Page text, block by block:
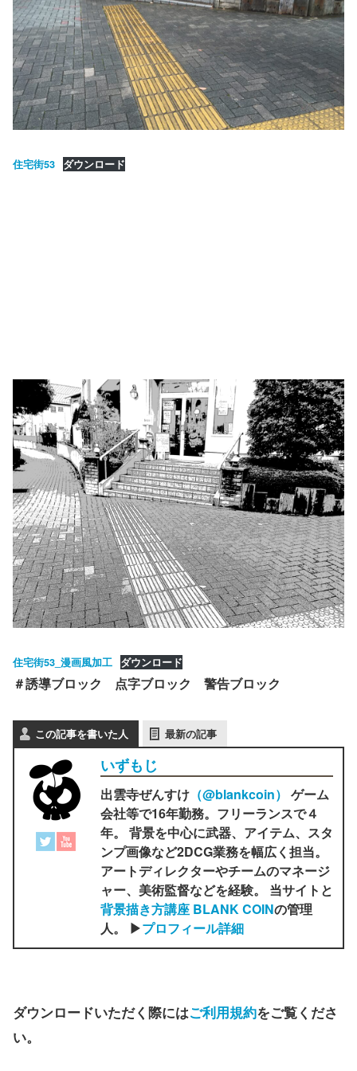
住宅街53 ダウンロード
住宅街53_漫画風加工 ダウンロード
＃誘導ブロック 点字ブロック 警告ブロック
この記事を書いた人 最新の記事
いずもじ
出雲寺ぜんすけ （‎@blankcoin） ゲーム
会社等で16年勤務。フリーランスで４
年。 背景を中心に武器、アイテム、スタ
ンプ画像など2DCG業務を幅広く担当。
アートディレクターやチームのマネージ
ャー、美術監督などを経験。 当サイトと
背景描き方講座 BLANK COINの管理
人。 ▶プロフィール詳細
ダウンロードいただく際にはご利用規約をご覧くださ
い。